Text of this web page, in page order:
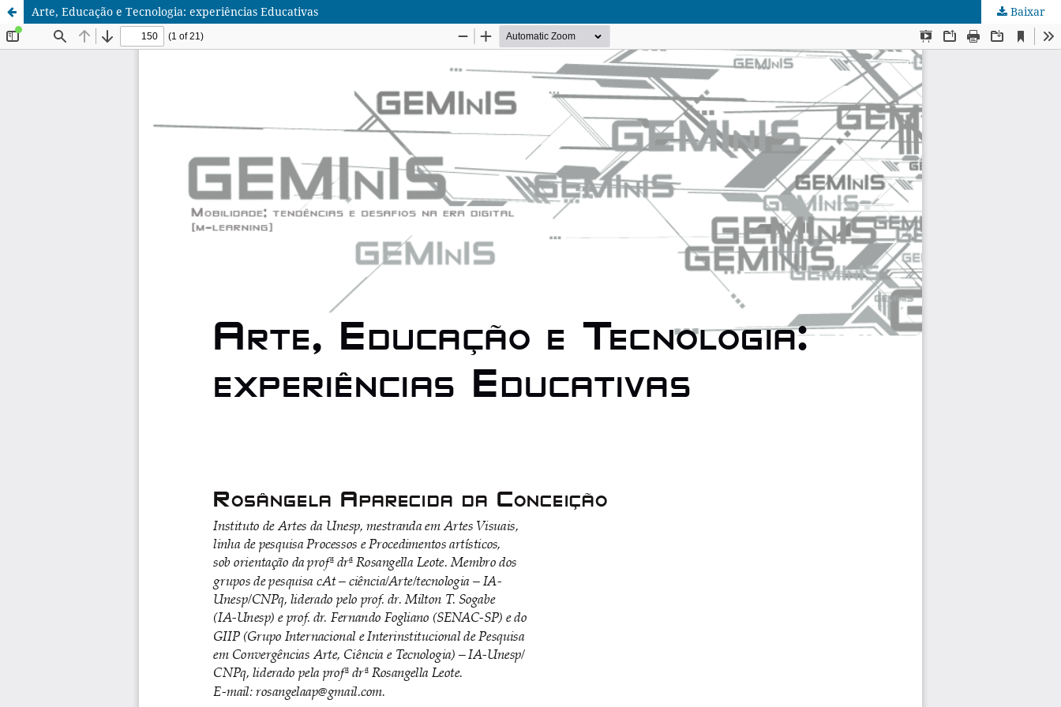
Arte, Educação e Tecnologia: experiências Educativas Baixar